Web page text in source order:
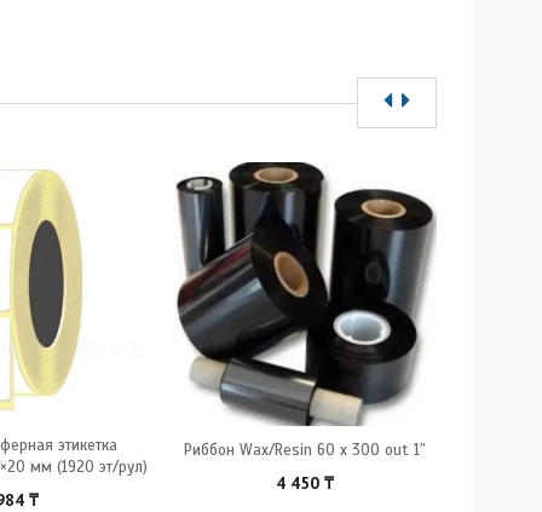
этикетка
мм (1920 эт/рул)
₸
Риббон Wax/Resin 60 x 300 out 1″
4 450 ₸